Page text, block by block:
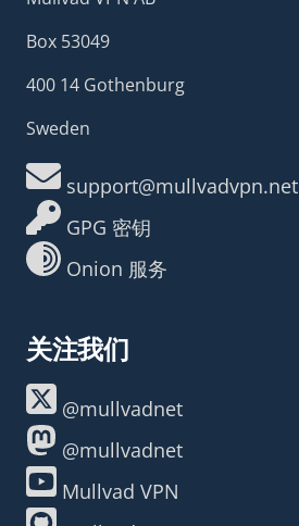
Box 53049
400 14 Gothenburg
Sweden
support@mullvadvpn.net
GPG 密钥
Onion 服务
关注我们
@mullvadnet
@mullvadnet
Mullvad VPN